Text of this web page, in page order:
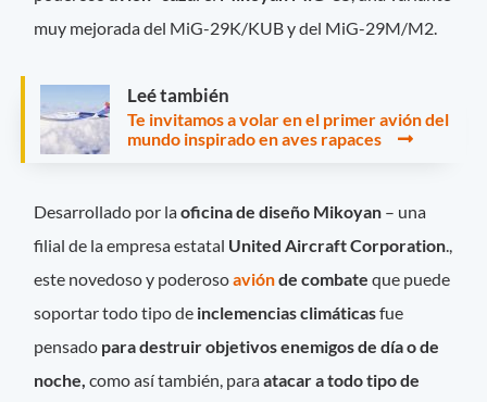
muy mejorada del MiG-29K/KUB y del MiG-29M/M2.
Leé también
Te invitamos a volar en el primer avión del
mundo inspirado en aves rapaces
Desarrollado por laoficina de diseño Mikoyan – una
filial de la empresa estatal United Aircraft Corporation.,
este novedoso y poderosoaviónde combate que puede
soportar todo tipo de inclemencias climáticasfue
pensado para destruir objetivos enemigos de día o de
noche, como así también, paraatacar a todo tipo de